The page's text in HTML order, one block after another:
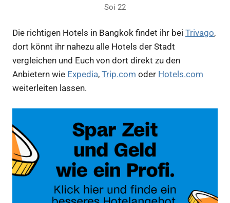
Soi 22
Die richtigen Hotels in Bangkok findet ihr bei Trivago,
dort könnt ihr nahezu alle Hotels der Stadt
vergleichen und Euch von dort direkt zu den
Anbietern wie Expedia, Trip.com oder Hotels.com
weiterleiten lassen.